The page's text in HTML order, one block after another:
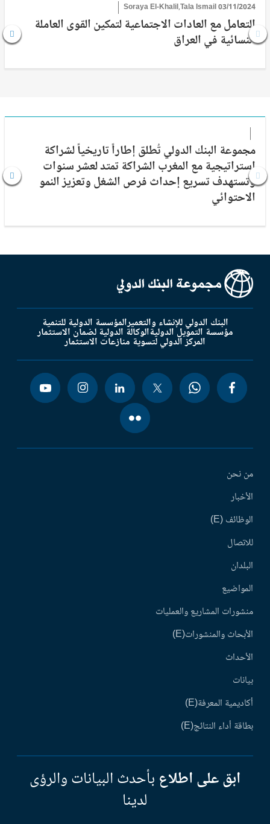
Soraya El-Khalil,Tala Ismail03/11/2024
التعامل مع العادات الاجتماعية لتمكين القوى العاملة
النسائية في العراق
مجموعة البنك الدولي تُطلق إطاراً تاريخياً لشراكة
إستراتيجية مع المغرب الشراكة تمتد لعشر سنوات
وتستهدف تسريع إحداث فرص الشغل وتعزيز النمو
الاحتوائي
البنك الدولي للإنشاء والتعميرالمؤسسة الدولية للتنمية
مؤسسة التمويل الدوليةالوكالة الدولية لضمان الاستثمار
المركز الدولي لتسوية منازعات الاستثمار
من نحن
الأخبار
الوظائف (E)
للاتصال
البلدان
المواضيع
منشورات المشاريع والعمليات
الأبحاث والمنشورات(E)
الأحداث
بيانات
أكاديمية المعرفة(E)
بطاقة أداء النتائج(E)
ابق على اطلاع بأحدث البيانات والرؤى
لدينا